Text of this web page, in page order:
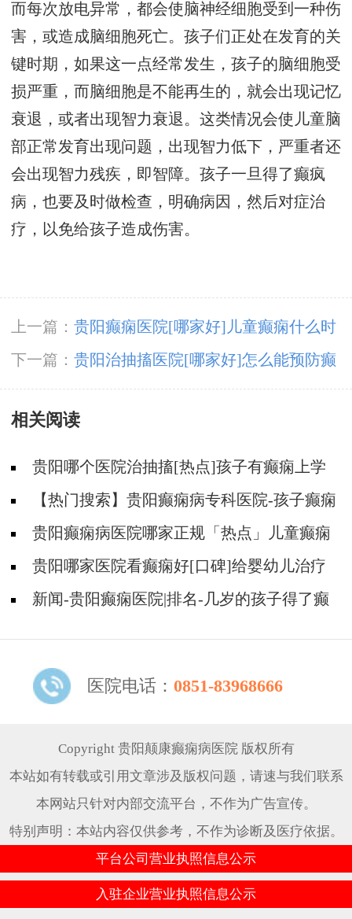
而每次放电异常，都会使脑神经细胞受到一种伤
害，或造成脑细胞死亡。孩子们正处在发育的关
键时期，如果这一点经常发生，孩子的脑细胞受
损严重，而脑细胞是不能再生的，就会出现记忆
衰退，或者出现智力衰退。这类情况会使儿童脑
部正常发育出现问题，出现智力低下，严重者还
会出现智力残疾，即智障。孩子一旦得了癫疯
病，也要及时做检查，明确病因，然后对症治
疗，以免给孩子造成伤害。
上一篇： 贵阳癫痫医院[哪家好]儿童癫痫什么时
候会发作？
下一篇： 贵阳治抽搐医院[哪家好]怎么能预防癫
痫？
相关阅读
贵阳哪个医院治抽搐[热点]孩子有癫痫上学
要注意什么？
【热门搜索】贵阳癫痫病专科医院-孩子癫痫
病会影响寿命吗
贵阳癫痫病医院哪家正规「热点」儿童癫痫
常见的表现是什么？
贵阳哪家医院看癫痫好[口碑]给婴幼儿治疗
癫痫需要注意哪些问题？
新闻-贵阳癫痫医院|排名-几岁的孩子得了癫
医院电话： 0851-83968666
Copyright 贵阳颠康癫痫病医院 版权所有
本站如有转载或引用文章涉及版权问题，请速与我们联系
本网站只针对内部交流平台，不作为广告宣传。
特别声明：本站内容仅供参考，不作为诊断及医疗依据。
平台公司营业执照信息公示
入驻企业营业执照信息公示